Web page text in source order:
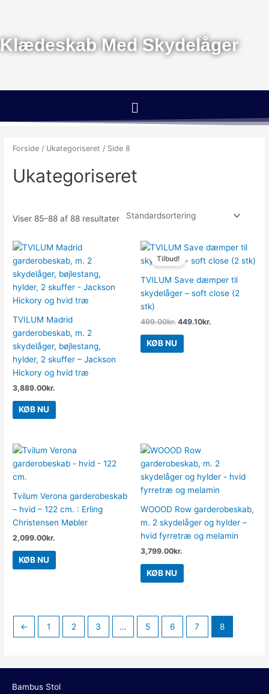
Klædeskab Med Skydelåger
Menu
Forside / Ukategoriseret / Side 8
Ukategoriseret
Viser 85–88 af 88 resultater
TVILUM Madrid
garderobeskab, m. 2
skydelåger, bøjlestang,
hylder, 2 skuffer – Jackson
Hickory og hvid træ
3,889.00kr.
KØB NU
Tilbud!
TVILUM Save dæmper til
skydelåger – soft close (2
stk)
499.00kr.
Den
oprindelige
pris
499.00kr..
449.10kr.
Den
aktuelle
pris
449.10kr..
KØB NU
Tvilum Verona garderobeskab
– hvid – 122 cm. : Erling
Christensen Møbler
2,099.00kr.
KØB NU
WOOOD Row garderobeskab,
m. 2 skydelåger og hylder –
hvid fyrretræ og melamin
3,799.00kr.
KØB NU
← 1 2 3 … 5 6 7 8
Bambus Stol